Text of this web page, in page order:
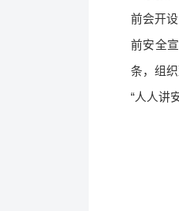
前会开
前安全
条，组
“人人讲